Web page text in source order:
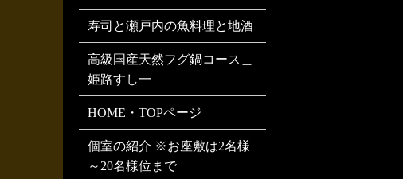
寿司と瀬戸内の魚料理と地酒
高級国産天然フグ鍋コース＿
姫路すし一
HOME・TOPページ
個室の紹介 ※お座敷は2名様
～20名様位まで